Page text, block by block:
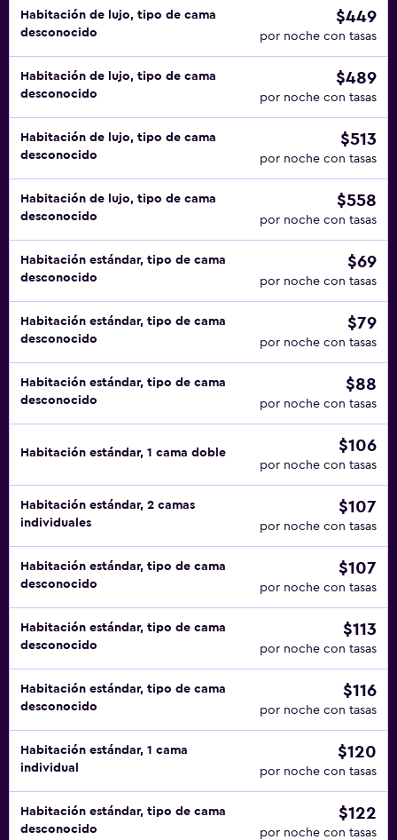
Habitación de lujo, tipo de cama
desconocido
$449
por noche con tasas
Habitación de lujo, tipo de cama
desconocido
$489
por noche con tasas
Habitación de lujo, tipo de cama
desconocido
$513
por noche con tasas
Habitación de lujo, tipo de cama
desconocido
$558
por noche con tasas
Habitación estándar, tipo de cama
desconocido
$69
por noche con tasas
Habitación estándar, tipo de cama
desconocido
$79
por noche con tasas
Habitación estándar, tipo de cama
desconocido
$88
por noche con tasas
Habitación estándar, 1 cama doble $106
por noche con tasas
Habitación estándar, 2 camas
individuales
$107
por noche con tasas
Habitación estándar, tipo de cama
desconocido
$107
por noche con tasas
Habitación estándar, tipo de cama
desconocido
$113
por noche con tasas
Habitación estándar, tipo de cama
desconocido
$116
por noche con tasas
Habitación estándar, 1 cama
individual
$120
por noche con tasas
Habitación estándar, tipo de cama
desconocido
$122
por noche con tasas